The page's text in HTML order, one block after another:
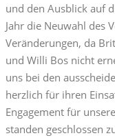
und den Ausblick auf
Jahr die Neuwahl des
Veränderungen, da
und Willi Bos nicht
uns bei den
herzlich für ihren
Engagement für
standen geschlossen